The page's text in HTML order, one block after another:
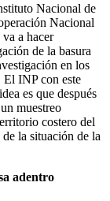
Nacional de
Nacional
a hacer
de la basura
en los
El INP con este
es que después
muestreo
costero del
la situación de la
adentro